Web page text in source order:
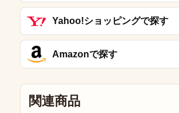
Yahoo!ショッピングで探す
Amazonで探す
関連商品